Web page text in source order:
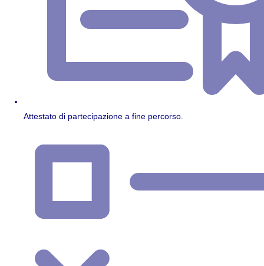
Attestato di partecipazione a fine percorso.